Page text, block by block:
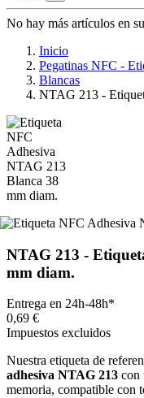
No hay más artículos en
Inicio
Pegatinas NFC -
Blancas
NTAG 213 -
NTAG 213 -
mm diam.
Entrega en 24h-48h*
0,69 €
Impuestos excluidos
Nuestra etiqueta de
adhesiva NTAG 213 con
memoria, compatible con